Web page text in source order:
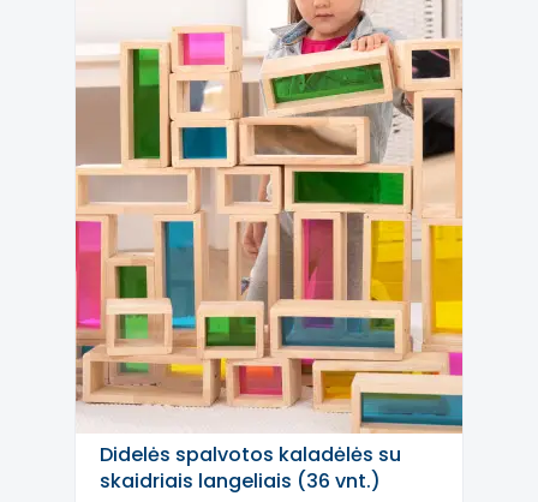
Didelės spalvotos kaladėlės su
skaidriais langeliais (36 vnt.)